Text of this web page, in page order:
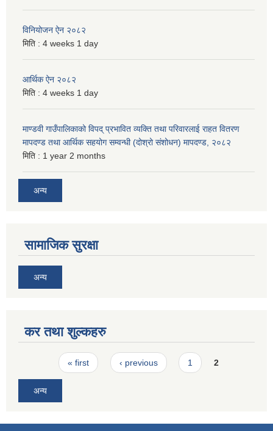
विनियोजन ऐन २०८२
मिति : 4 weeks 1 day
आर्थिक ऐन २०८२
मिति : 4 weeks 1 day
माण्डवी गाउँपालिकाको विपद् प्रभावित व्यक्ति तथा परिवारलाई राहत वितरण
मापदण्ड तथा आर्थिक सहयोग सम्वन्धी (दोश्रो संशोधन) मापदण्ड, २०८२
मिति : 1 year 2 months
अन्य
सामाजिक सुरक्षा
अन्य
कर तथा शुल्कहरु
Pages« first ‹ previous 1 2
अन्य